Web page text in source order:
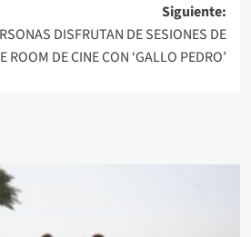
Siguiente:
DISFRUTAN DE SESIONES DE
ROOM DE CINE CON ‘GALLO PEDRO’